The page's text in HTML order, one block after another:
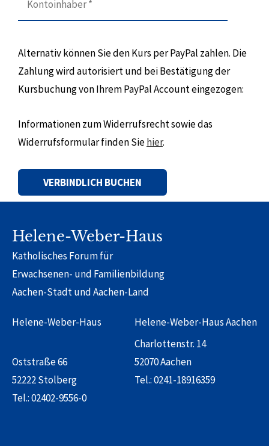
Alternativ können Sie den Kurs per PayPal zahlen. Die
Zahlung wird autorisiert und bei Bestätigung der
Kursbuchung von Ihrem PayPal Account eingezogen:
Informationen zum Widerrufsrecht sowie das
Widerrufsformular finden Siehier.
Helene-Weber-Haus
Katholisches Forum für
Erwachsenen- und Familienbildung
Aachen-Stadt und Aachen-Land
Helene-Weber-Haus
Oststraße 66
52222 Stolberg
Tel.:02402-9556-0
Helene-Weber-Haus Aachen
Charlottenstr. 14
52070 Aachen
Tel.:0241-18916359